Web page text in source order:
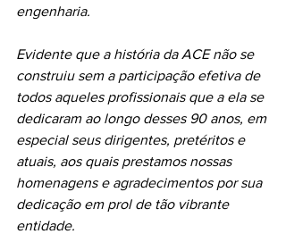
engenharia.
Evidente que a história da ACE não se
construiu sem a participação efetiva de
todos aqueles profissionais que a ela se
dedicaram ao longo desses 90 anos, em
especial seus dirigentes, pretéritos e
atuais, aos quais prestamos nossas
homenagens e agradecimentos por sua
dedicação em prol de tão vibrante
entidade.